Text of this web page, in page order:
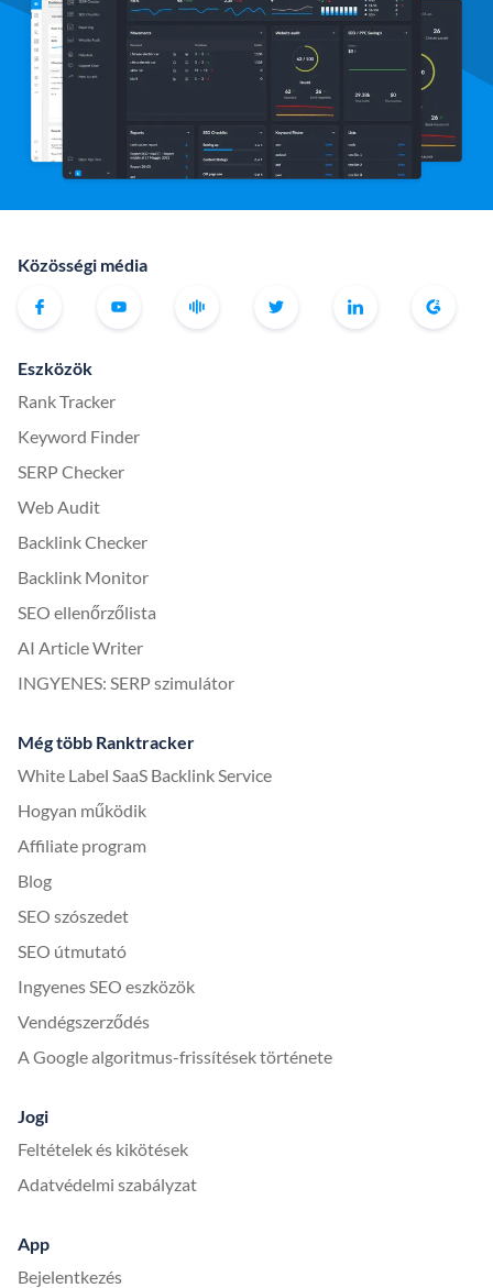
Közösségi média
Eszközök
Rank Tracker
Keyword Finder
SERP Checker
Web Audit
Backlink Checker
Backlink Monitor
SEO ellenőrzőlista
AI Article Writer
INGYENES: SERP szimulátor
Még több Ranktracker
White Label SaaS Backlink Service
Hogyan működik
Affiliate program
Blog
SEO szószedet
SEO útmutató
Ingyenes SEO eszközök
Vendégszerződés
A Google algoritmus-frissítések története
Jogi
Feltételek és kikötések
Adatvédelmi szabályzat
App
Bejelentkezés